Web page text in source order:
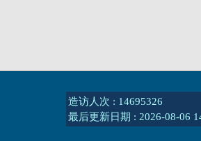
造访人次 : 14695326
最后更新日期 : 2026-08-06